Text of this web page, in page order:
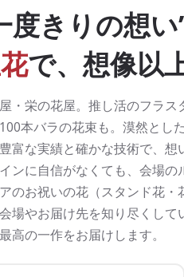
度きりの想い
で、想像以
・栄の花屋。推し活のフラ
本バラの花束も。漠然とし
富な実績と確かな技術で、想
ンに自信がなくても、会場
のお祝いの花（スタンド花
場やお届け先を知り尽くし
高の一作をお届けします。